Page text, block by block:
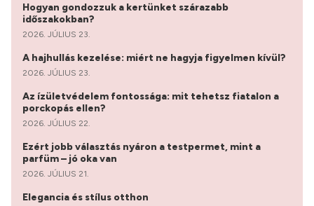
Hogyan gondozzuk a kertünket szárazabb
időszakokban?
2026. JÚLIUS 23.
A hajhullás kezelése: miért ne hagyja figyelmen kívül?
2026. JÚLIUS 23.
Az ízületvédelem fontossága: mit tehetsz fiatalon a
porckopás ellen?
2026. JÚLIUS 22.
Ezért jobb választás nyáron a testpermet, mint a
parfüm – jó oka van
2026. JÚLIUS 21.
Elegancia és stílus otthon